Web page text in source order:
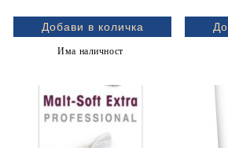
Има наличност